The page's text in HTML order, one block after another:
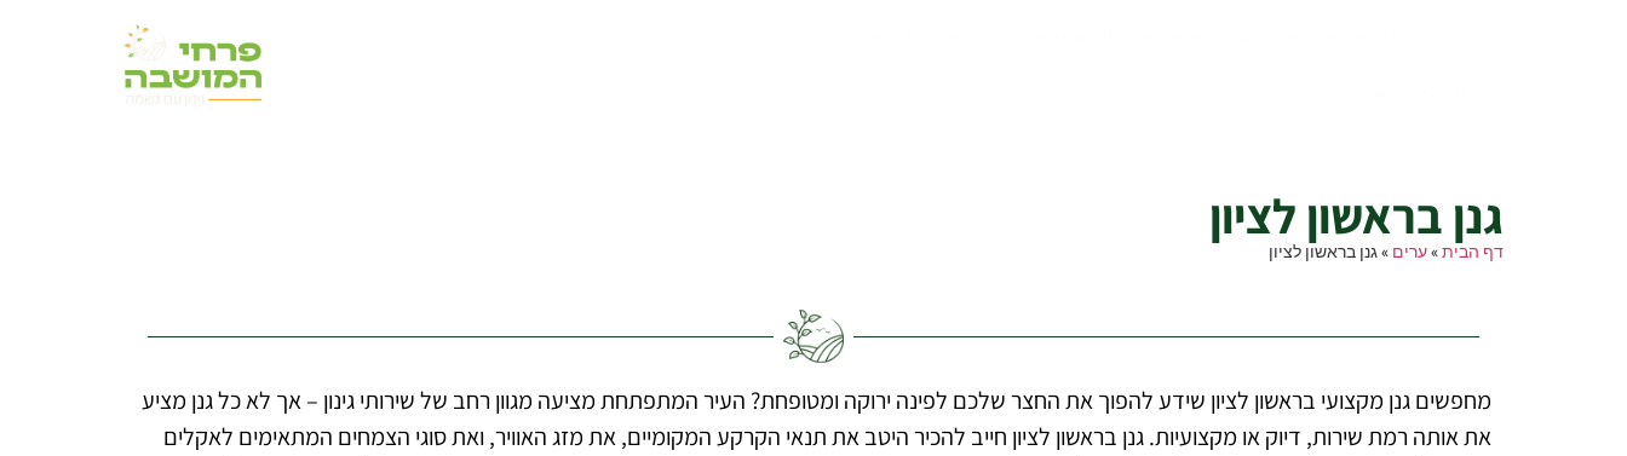
גנן בראשון לציון
דף הבית»ערים »גנן בראשון לציון
מחפשים גנן מקצועי בראשון לציון שידע להפוך את החצר שלכם לפינה ירוקה ומטופחת? העיר המתפתחת מציעה מגוון רחב של שירותי גינון – אך לא כל גנן מציע
את אותה רמת שירות, דיוק או מקצועיות. גנן בראשון לציון חייב להכיר היטב את תנאי הקרקע המקומיים, את מזג האוויר, ואת סוגי הצמחים המתאימים לאקלים